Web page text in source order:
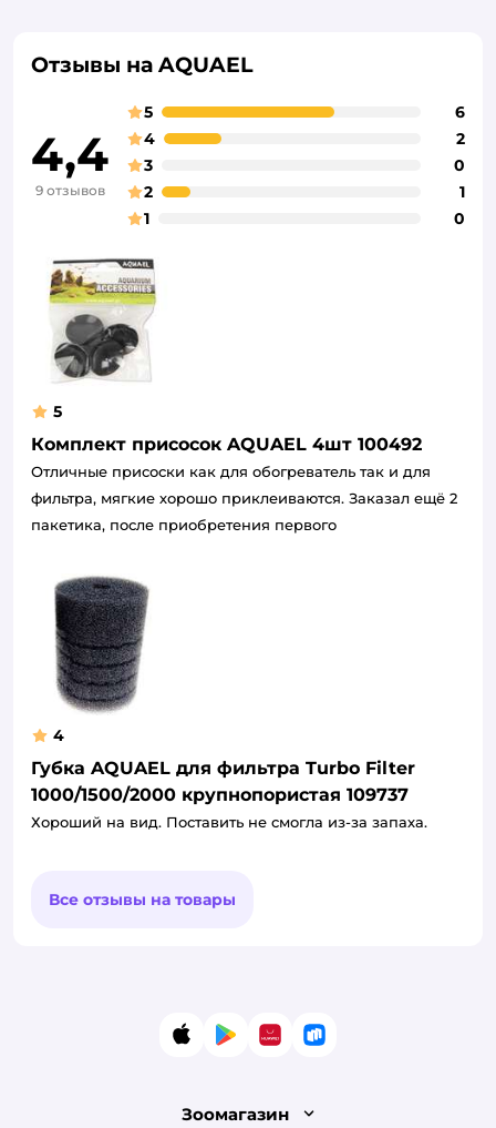
Отзывы на AQUAEL
4,4
9 отзывов
5
6
4
2
3
0
2
1
1
0
5
Комплект присосок AQUAEL 4шт 100492
Отличные присоски как для обогреватель так и для
фильтра, мягкие хорошо приклеиваются. Заказал ещё 2
пакетика, после приобретения первого
4
Губка AQUAEL для фильтра Turbo Filter
1000/1500/2000 крупнопористая 109737
Хороший на вид. Поставить не смогла из-за запаха.
Все отзывы на товары
App StoreGoogle Play
AppGallery
RuStore
Зоомагазин